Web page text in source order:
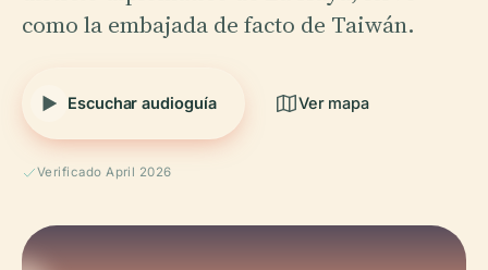
como la embajada de facto de Taiwán.
Escuchar audioguía Ver mapa
Verificado April 2026